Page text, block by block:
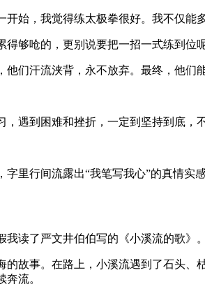
始，我觉得练太极拳很好。我不仅能
够呛的，更别说要把一招一式练到位
们汗流浃背，永不放弃。最终，他们
遇到困难和挫折，一定到坚持到底，
里行间流露出“我笔写我心”的真情实
读了严文井伯伯写的《小溪流的歌》。
故事。在路上，小溪流遇到了石头、
流。